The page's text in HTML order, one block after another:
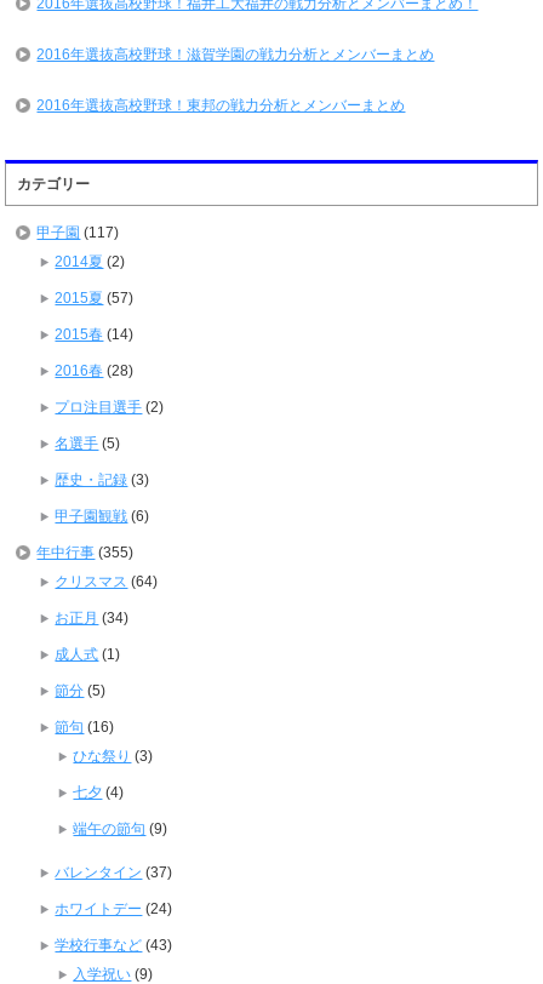
2016年選抜高校野球！滋賀学園の戦力分析とメンバーまとめ
2016年選抜高校野球！東邦の戦力分析とメンバーまとめ
カテゴリー
甲子園 (117)
2014夏 (2)
2015夏 (57)
2015春 (14)
2016春 (28)
プロ注目選手 (2)
名選手 (5)
歴史・記録 (3)
甲子園観戦 (6)
年中行事 (355)
クリスマス (64)
お正月 (34)
成人式 (1)
節分 (5)
節句 (16)
ひな祭り (3)
七夕 (4)
端午の節句 (9)
バレンタイン (37)
ホワイトデー (24)
学校行事など (43)
入学祝い (9)